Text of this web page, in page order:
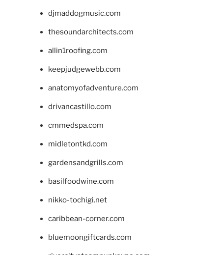
djmaddogmusic.com
thesoundarchitects.com
allin1roofing.com
keepjudgewebb.com
anatomyofadventure.com
drivancastillo.com
cmmedspa.com
midletontkd.com
gardensandgrills.com
basilfoodwine.com
nikko-tochigi.net
caribbean-corner.com
bluemoongiftcards.com